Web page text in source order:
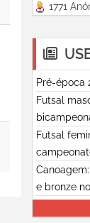
1771
Pré-época
Futsal
Futsal
e bronze